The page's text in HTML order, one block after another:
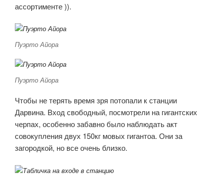
ассортименте )).
Пуэрто Айора
Пуэрто Айора
Чтобы не терять время зря потопали к станции
Дарвина. Вход свободный, посмотрели на гигантских
черпах, особенно забавно было наблюдать акт
совокупления двух 150кг мовых гигантоа. Они за
загородкой, но все очень близко.